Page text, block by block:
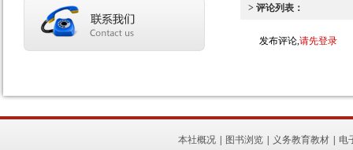
> 评论列表：
发布评论,请先登录
本社概况 图书浏览 义务教育教材
电